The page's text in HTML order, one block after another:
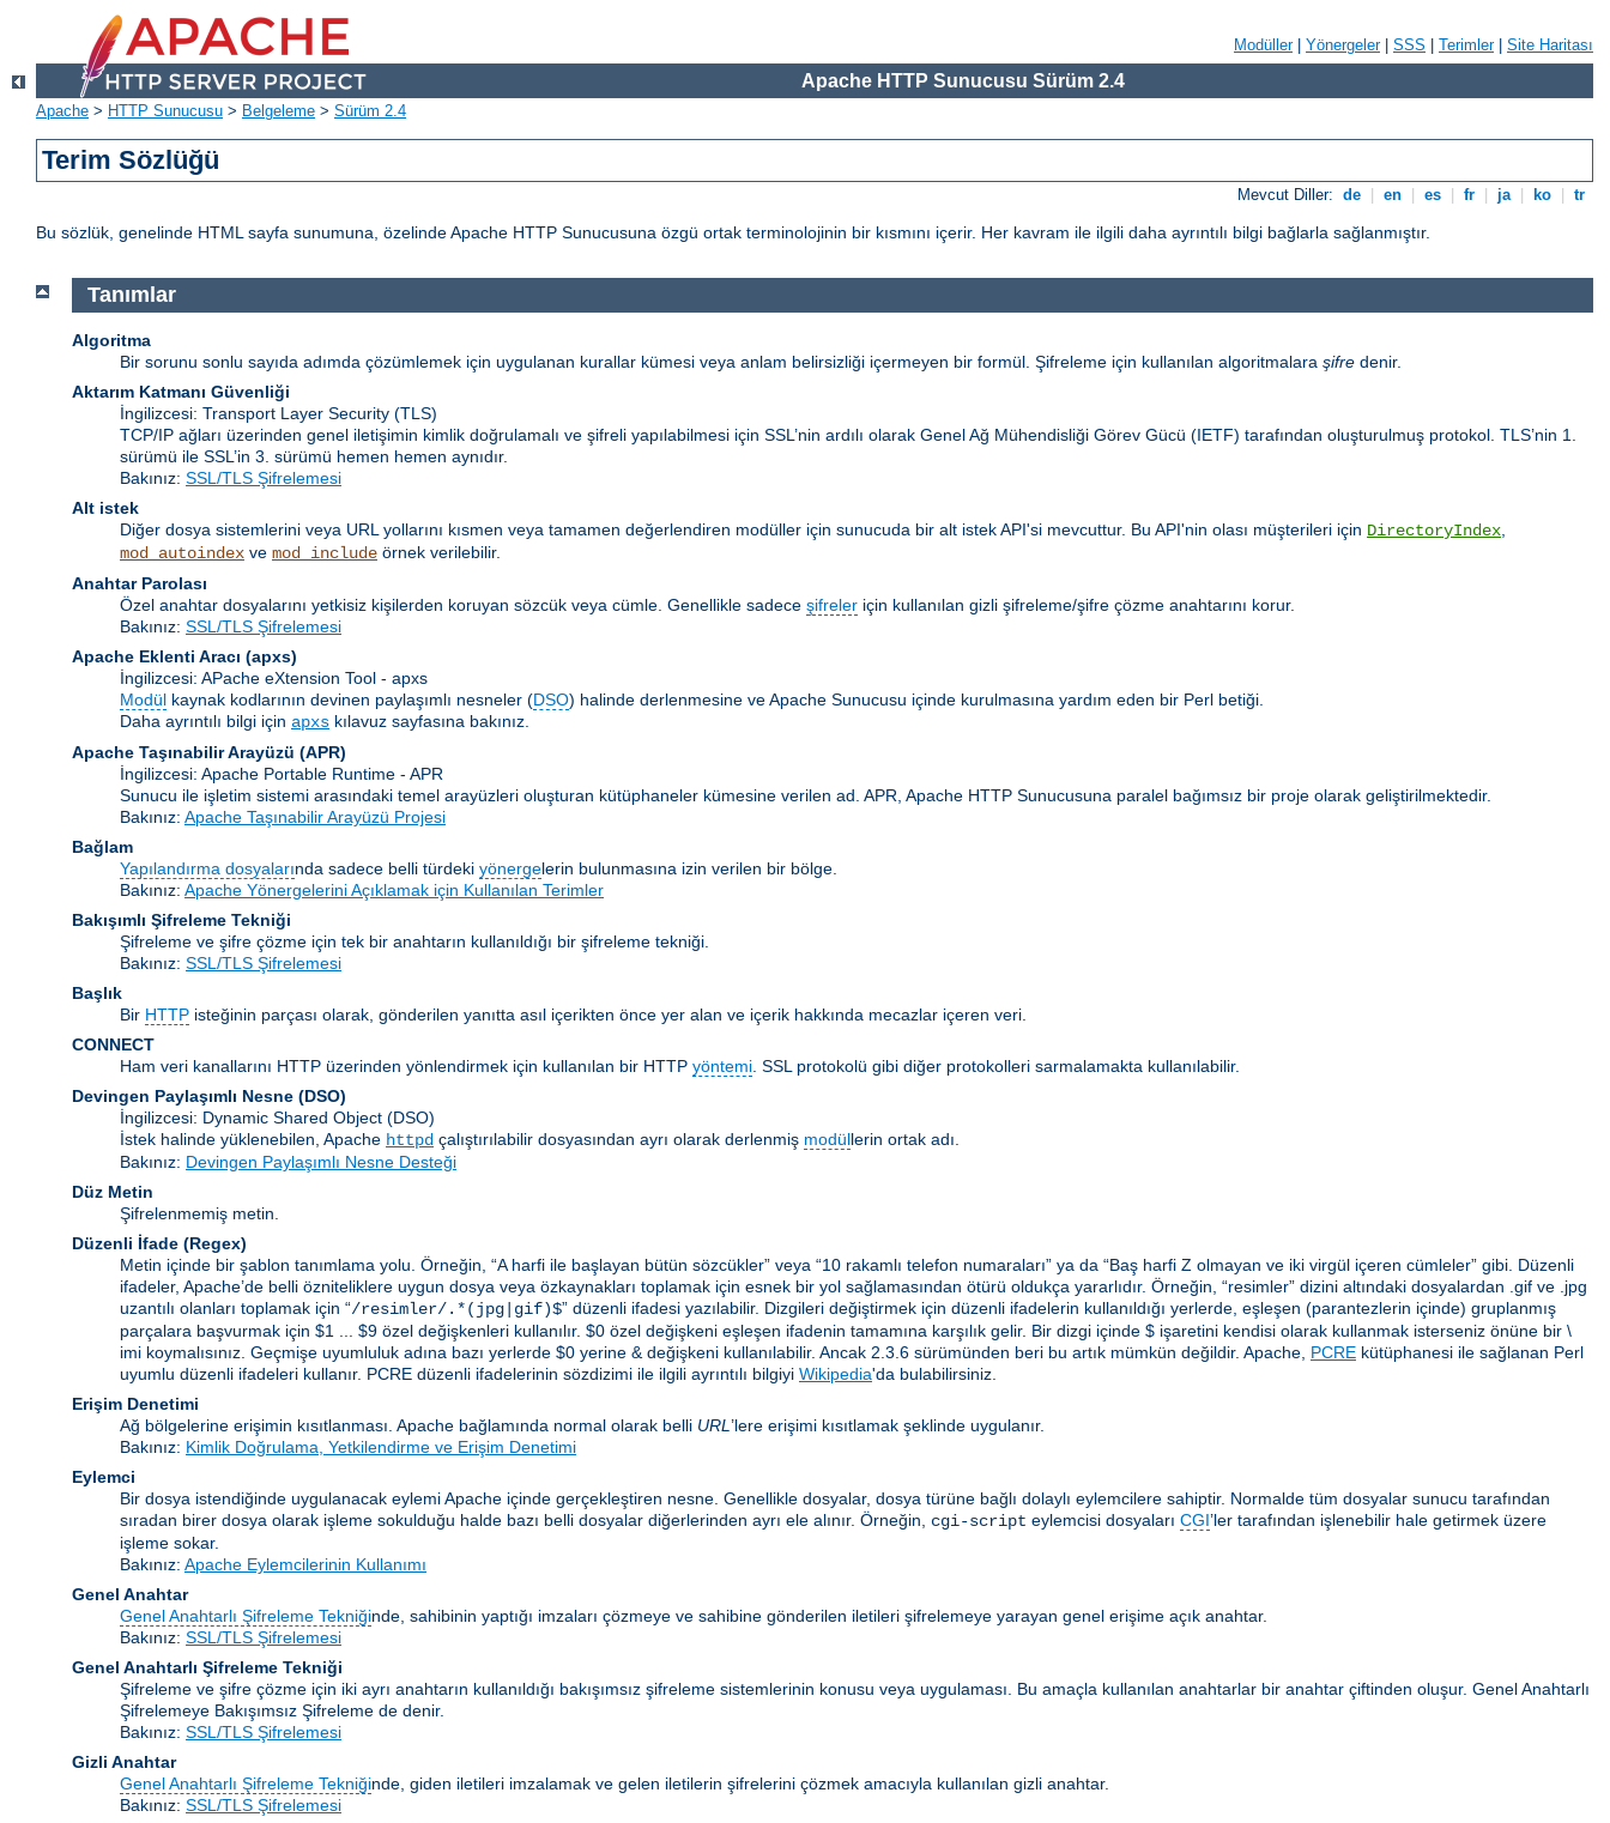
Modüller| Yönergeler| SSS Terimler| Site Haritası
Apache HTTP Sunucusu Sürüm 2.4
Apache > HTTP Sunucusu > Belgeleme > Sürüm 2.4
Terim Sözlüğü
Mevcut Diller: de en es fr ja ko tr
Bu sözlük, genelinde HTML sayfa sunumuna, özelinde Apache HTTP Sunucusuna özgü ortak terminolojinin bir kısmını içerir. Her kavram ile ilgili daha ayrıntılı bilgi bağlarla sağlanmıştır.
Tanımlar
Algoritma
Bir sorunu sonlu sayıda adımda çözümlemek için uygulanan kurallar kümesi veya anlam belirsizliği içermeyen bir formül. Şifreleme için kullanılan algoritmalara şifre denir.
Aktarım Katmanı Güvenliği
İngilizcesi: Transport Layer Security (TLS)
TCP/IP ağları üzerinden genel iletişimin kimlik doğrulamalı ve şifreli yapılabilmesi için SSL’nin ardılı olarak Genel Ağ Mühendisliği Görev Gücü (IETF) tarafından oluşturulmuş protokol. TLS’nin 1.
sürümü ile SSL’in 3. sürümü hemen hemen aynıdır.
Bakınız: SSL/TLS Şifrelemesi
Alt istek
Diğer dosya sistemlerini veya URL yollarını kısmen veya tamamen değerlendiren modüller için sunucuda bir alt istek API'si mevcuttur. Bu API'nin olası müşterileri için DirectoryIndex
mod_autoindex ve mod_include örnek verilebilir.
Anahtar Parolası
Özel anahtar dosyalarını yetkisiz kişilerden koruyan sözcük veya cümle. Genellikle sadece şifreler için kullanılan gizli şifreleme/şifre çözme anahtarını korur.
Bakınız: SSL/TLS Şifrelemesi
Apache Eklenti Aracı (apxs)
İngilizcesi: APache eXtension Tool - apxs
Modül kaynak kodlarının devinen paylaşımlı nesneler (DSO) halinde derlenmesine ve Apache Sunucusu içinde kurulmasına yardım eden bir Perl betiği.
Daha ayrıntılı bilgi için apxs kılavuz sayfasına bakınız.
Apache Taşınabilir Arayüzü (APR)
İngilizcesi: Apache Portable Runtime - APR
Sunucu ile işletim sistemi arasındaki temel arayüzleri oluşturan kütüphaneler kümesine verilen ad. APR, Apache HTTP Sunucusuna paralel bağımsız bir proje olarak geliştirilmektedir.
Bakınız: Apache Taşınabilir Arayüzü Projesi
Bağlam
Yapılandırma dosyalarında sadece belli türdeki yönergelerin bulunmasına izin verilen bir bölge.
Bakınız: Apache Yönergelerini Açıklamak için Kullanılan Terimler
Bakışımlı Şifreleme Tekniği
Şifreleme ve şifre çözme için tek bir anahtarın kullanıldığı bir şifreleme tekniği.
Bakınız: SSL/TLS Şifrelemesi
Başlık
Bir HTTP isteğinin parçası olarak, gönderilen yanıtta asıl içerikten önce yer alan ve içerik hakkında mecazlar içeren veri.
CONNECT
Ham veri kanallarını HTTP üzerinden yönlendirmek için kullanılan bir HTTP yöntemi . SSL protokolü gibi diğer protokolleri sarmalamakta kullanılabilir.
Devingen Paylaşımlı Nesne (DSO)
İngilizcesi: Dynamic Shared Object (DSO)
İstek halinde yüklenebilen, Apache httpd çalıştırılabilir dosyasından ayrı olarak derlenmiş modüllerin ortak adı.
Bakınız: Devingen Paylaşımlı Nesne Desteği
Düz Metin
Şifrelenmemiş metin.
Düzenli İfade (Regex)
Metin içinde bir şablon tanımlama yolu. Örneğin, “A harfi ile başlayan bütün sözcükler” veya “10 rakamlı telefon numaraları” ya da “Baş harfi Z olmayan ve iki virgül içeren cümleler” gibi. Düzenli
ifadeler, Apache’de belli özniteliklere uygun dosya veya özkaynakları toplamak için esnek bir yol sağlamasından ötürü oldukça yararlıdır. Örneğin, “resimler” dizini altındaki dosyalardan .gif ve .jpg
uzantılı olanları toplamak için “/resimler/.*(jpg|gif)$” düzenli ifadesi yazılabilir. Dizgileri değiştirmek için düzenli ifadelerin kullanıldığı yerlerde, eşleşen (parantezlerin içinde) gruplanmış
parçalara başvurmak için $1 ... $9 özel değişkenleri kullanılır. $0 özel değişkeni eşleşen ifadenin tamamına karşılık gelir. Bir dizgi içinde $ işaretini kendisi olarak kullanmak isterseniz önüne bir \
imi koymalısınız. Geçmişe uyumluluk adına bazı yerlerde $0 yerine & değişkeni kullanılabilir. Ancak 2.3.6 sürümünden beri bu artık mümkün değildir. Apache, PCRE kütüphanesi ile sağlanan Perl
uyumlu düzenli ifadeleri kullanır. PCRE düzenli ifadelerinin sözdizimi ile ilgili ayrıntılı bilgiyi Wikipedia'da bulabilirsiniz.
Erişim Denetimi
Ağ bölgelerine erişimin kısıtlanması. Apache bağlamında normal olarak belli URL ’lere erişimi kısıtlamak şeklinde uygulanır.
Bakınız: Kimlik Doğrulama, Yetkilendirme ve Erişim Denetimi
Eylemci
Bir dosya istendiğinde uygulanacak eylemi Apache içinde gerçekleştiren nesne. Genellikle dosyalar, dosya türüne bağlı dolaylı eylemcilere sahiptir. Normalde tüm dosyalar sunucu tarafından
sıradan birer dosya olarak işleme sokulduğu halde bazı belli dosyalar diğerlerinden ayrı ele alınır. Örneğin, cgi-script eylemcisi dosyaları CGI’ler tarafından işlenebilir hale getirmek üzere
işleme sokar.
Bakınız: Apache Eylemcilerinin Kullanımı
Genel Anahtar
Genel Anahtarlı Şifreleme Tekniğinde, sahibinin yaptığı imzaları çözmeye ve sahibine gönderilen iletileri şifrelemeye yarayan genel erişime açık anahtar.
Bakınız: SSL/TLS Şifrelemesi
Genel Anahtarlı Şifreleme Tekniği
Şifreleme ve şifre çözme için iki ayrı anahtarın kullanıldığı bakışımsız şifreleme sistemlerinin konusu veya uygulaması. Bu amaçla kullanılan anahtarlar bir anahtar çiftinden oluşur. Genel Anahtarlı
Şifrelemeye Bakışımsız Şifreleme de denir.
Bakınız: SSL/TLS Şifrelemesi
Gizli Anahtar
Genel Anahtarlı Şifreleme Tekniğinde, giden iletileri imzalamak ve gelen iletilerin şifrelerini çözmek amacıyla kullanılan gizli anahtar.
Bakınız: SSL/TLS Şifrelemesi